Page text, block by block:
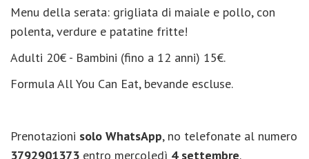
Menu della serata: grigliata di maiale e pollo, con
polenta, verdure e patatine fritte!
Adulti 20€ - Bambini (fino a 12 anni) 15€.
Formula All You Can Eat, bevande escluse.
Prenotazioni solo WhatsApp, no telefonate al numero
3792901373 entro mercoledì 4 settembre.